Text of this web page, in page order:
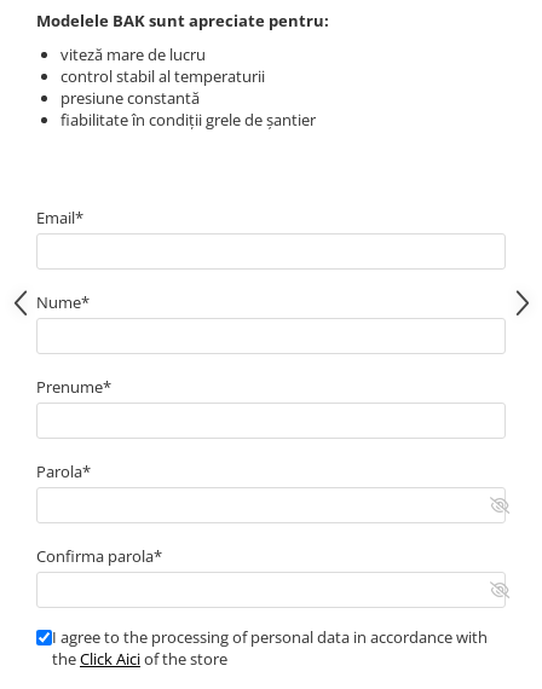
Modelele BAK sunt apreciate pentru:
viteză mare de lucru
control stabil al temperaturii
presiune constantă
fiabilitate în condiții grele de șantier
Email*
Nume*
Prenume*
Parola*
Confirma parola*
I agree to the processing of personal data in accordance with
theClick Aiciof the store